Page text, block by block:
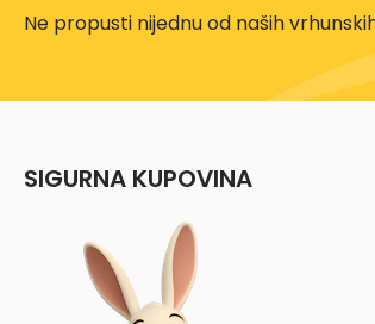
Ne propusti nijednu od naših
SIGURNA KUPOVINA